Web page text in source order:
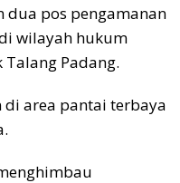
dua pos pengamanan
wilayah hukum
Talang Padang.
area pantai terbaya